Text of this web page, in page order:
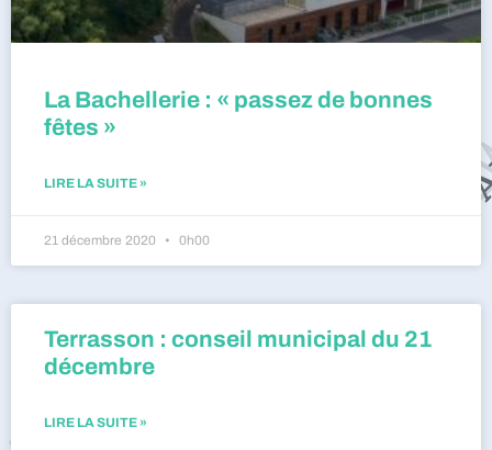
La Bachellerie : « passez de bonnes
fêtes »
LIRE LA SUITE »
21 décembre 2020 0h00
Terrasson : conseil municipal du 21
décembre
LIRE LA SUITE »